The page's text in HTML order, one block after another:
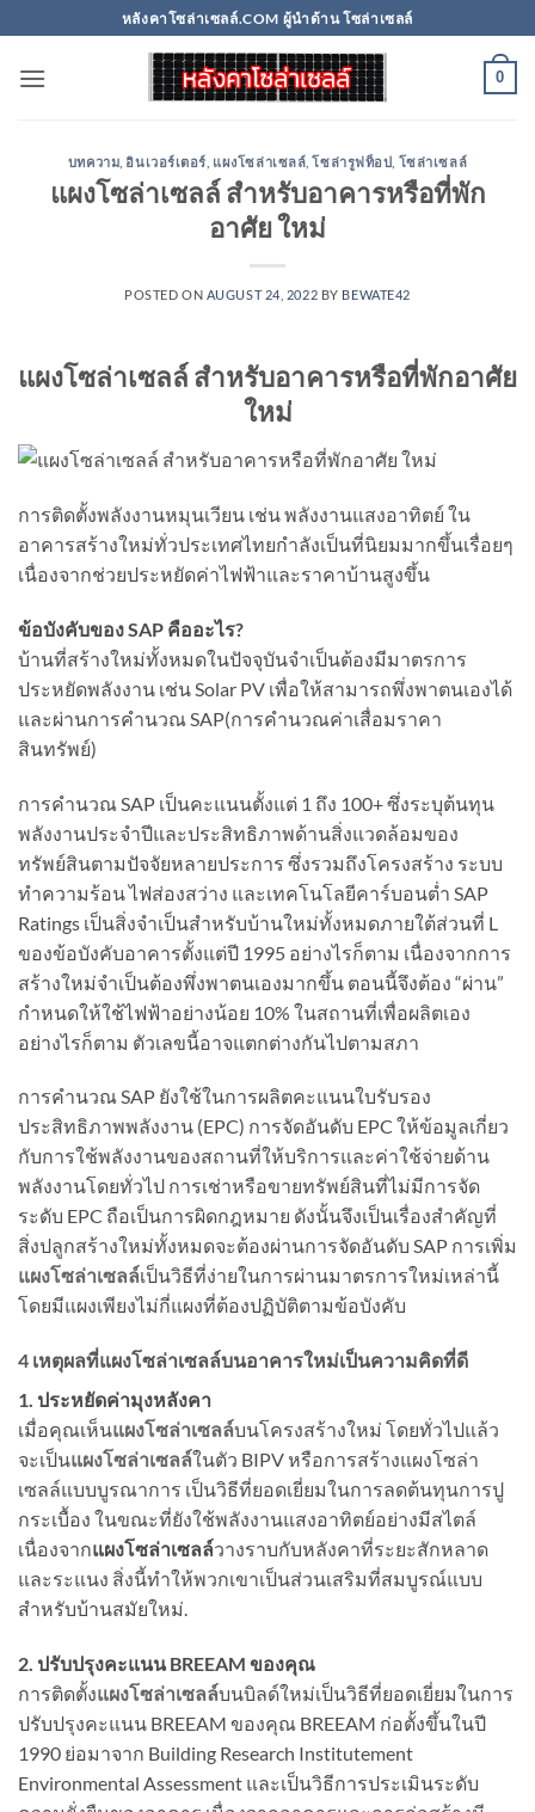
to
content
หลังคาโซล่าเซลล์.COM ผู้นำด้าน โซล่าเซลล์
0
บทความ อินเวอร์เตอร์ แผงโซล่าเซลล์ ,โซล่ารูฟท็อป โซล่าเซลล์
แผงโซล่าเซลล์ สำหรับอาคารหรือที่พัก
อาศัย ใหม่
POSTED ON AUGUST 24, 2022 BY BEWATE42
แผงโซล่าเซลล์ สำหรับอาคารหรือที่พักอาศัย
ใหม่
การติดตั้งพลังงานหมุนเวียน เช่น พลังงานแสงอาทิตย์ ใน
อาคารสร้างใหม่ทั่วประเทศไทยกำลังเป็นที่นิยมมากขึ้นเรื่อยๆ
เนื่องจากช่วยประหยัดค่าไฟฟ้าและราคาบ้านสูงขึ้น
ข้อบังคับของ SAP คืออะไร?
บ้านที่สร้างใหม่ทั้งหมดในปัจจุบันจำเป็นต้องมีมาตรการ
ประหยัดพลังงาน เช่น Solar PV เพื่อให้สามารถพึ่งพาตนเองได้
และผ่านการคำนวณ SAP(การคำนวณค่าเสื่อมราคา
สินทรัพย์)
การคำนวณ SAP เป็นคะแนนตั้งแต่ 1 ถึง 100+ ซึ่งระบุต้นทุน
พลังงานประจำปีและประสิทธิภาพด้านสิ่งแวดล้อมของ
ทรัพย์สินตามปัจจัยหลายประการ ซึ่งรวมถึงโครงสร้าง ระบบ
ทำความร้อน ไฟส่องสว่าง และเทคโนโลยีคาร์บอนต่ำ SAP
Ratings เป็นสิ่งจำเป็นสำหรับบ้านใหม่ทั้งหมดภายใต้ส่วนที่ L
ของข้อบังคับอาคารตั้งแต่ปี 1995 อย่างไรก็ตาม เนื่องจากการ
สร้างใหม่จำเป็นต้องพึ่งพาตนเองมากขึ้น ตอนนี้จึงต้อง “ผ่าน”
กำหนดให้ใช้ไฟฟ้าอย่างน้อย 10% ในสถานที่เพื่อผลิตเอง
อย่างไรก็ตาม ตัวเลขนี้อาจแตกต่างกันไปตามสภา
การคำนวณ SAP ยังใช้ในการผลิตคะแนนใบรับรอง
ประสิทธิภาพพลังงาน (EPC) การจัดอันดับ EPC ให้ข้อมูลเกี่ยว
กับการใช้พลังงานของสถานที่ให้บริการและค่าใช้จ่ายด้าน
พลังงานโดยทั่วไป การเช่าหรือขายทรัพย์สินที่ไม่มีการจัด
ระดับ EPC ถือเป็นการผิดกฎหมาย ดังนั้นจึงเป็นเรื่องสำคัญที่
สิ่งปลูกสร้างใหม่ทั้งหมดจะต้องผ่านการจัดอันดับ SAP การเพิ่ม
แผงโซล่าเซลล์เป็นวิธีที่ง่ายในการผ่านมาตรการใหม่เหล่านี้
โดยมีแผงเพียงไม่กี่แผงที่ต้องปฏิบัติตามข้อบังคับ
4 เหตุผลที่แผงโซล่าเซลล์บนอาคารใหม่เป็นความคิดที่ดี
1. ประหยัดค่ามุงหลังคา
เมื่อคุณเห็นแผงโซล่าเซลล์บนโครงสร้างใหม่ โดยทั่วไปแล้ว
จะเป็นแผงโซล่าเซลล์ในตัว BIPV หรือการสร้างแผงโซล่า
เซลล์แบบบูรณาการ เป็นวิธีที่ยอดเยี่ยมในการลดต้นทุนการปู
กระเบื้อง ในขณะที่ยังใช้พลังงานแสงอาทิตย์อย่างมีสไตล์
เนื่องจากแผงโซล่าเซลล์วางราบกับหลังคาที่ระยะสักหลาด
และระแนง สิ่งนี้ทำให้พวกเขาเป็นส่วนเสริมที่สมบูรณ์แบบ
สำหรับบ้านสมัยใหม่.
2. ปรับปรุงคะแนน BREEAM ของคุณ
การติดตั้งแผงโซล่าเซลล์บนบิลด์ใหม่เป็นวิธีที่ยอดเยี่ยมในการ
ปรับปรุงคะแนน BREEAM ของคุณ BREEAM ก่อตั้งขึ้นในปี
1990 ย่อมาจาก Building Research Institutement
Environmental Assessment และเป็นวิธีการประเมินระดับ